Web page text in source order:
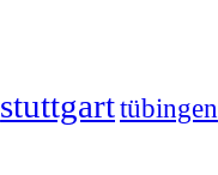
stuttgarttübingen